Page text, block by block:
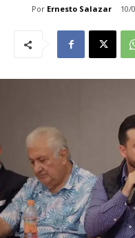
Por Ernesto Salazar 10/